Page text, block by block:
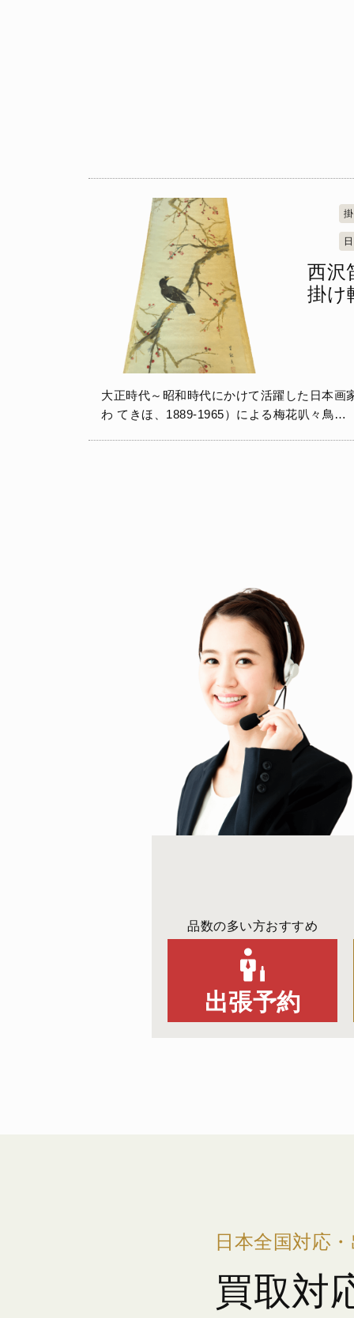
西沢
掛け
大正時代～昭和時代にかけて活躍した日本画
わ てきほ、1889-1965）による梅花叭々鳥…
品数の多い方おすすめ
出張予約
日本全国対応
買取対